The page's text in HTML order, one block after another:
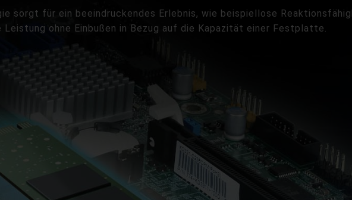
sorgt für ein beeindruckendes Erlebnis, wie beispiellose
Leistung ohne Einbußen in Bezug auf die Kapazität einer Festplatte.